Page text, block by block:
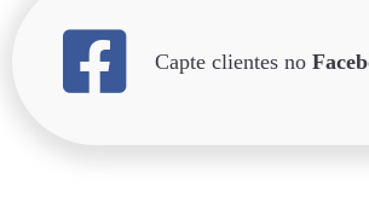
Capte clientes no